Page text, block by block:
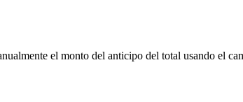
el monto del anticipo del total usando el